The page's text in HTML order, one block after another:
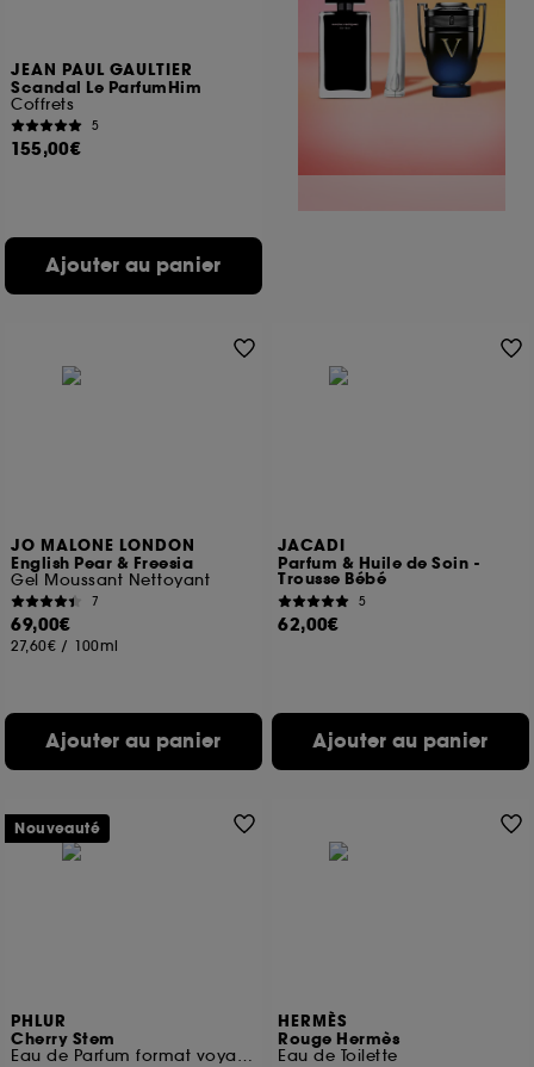
JEAN PAUL GAULTIER
Scandal Le ParfumHim
Coffrets
5
155,00€
Ajouter au panier
JO MALONE LONDON
English Pear & Freesia
Gel Moussant Nettoyant
7
69,00€
27,60€ / 100ml
Ajouter au panier
JACADI
Parfum & Huile de Soin -
Trousse Bébé
5
62,00€
Ajouter au panier
PHLUR
Cherry Stem
Eau de Parfum format voyage
Nouveauté
HERMÈS
Rouge Hermès
Eau de Toilette